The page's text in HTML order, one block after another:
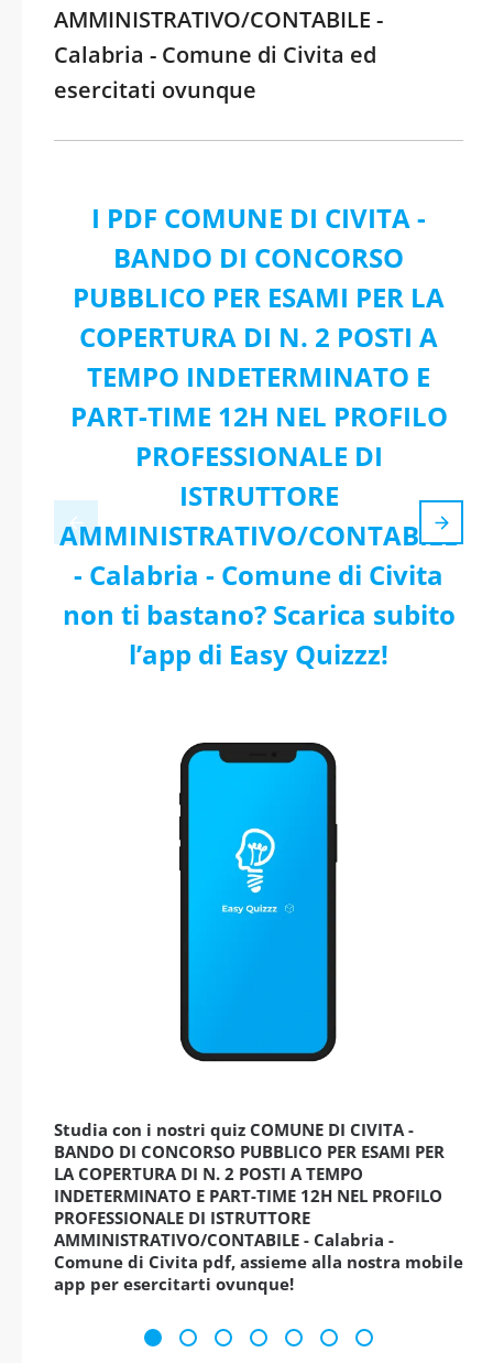
AMMINISTRATIVO/CONTABILE -
Calabria - Comune di Civita ed
esercitati ovunque
I PDF COMUNE DI CIVITA -
BANDO DI CONCORSO
PUBBLICO PER ESAMI PER LA
COPERTURA DI N. 2 POSTI A
TEMPO INDETERMINATO E
PART-TIME 12H NEL PROFILO
PROFESSIONALE DI
ISTRUTTORE
AMMINISTRATIVO/CONTABILE
- Calabria - Comune di Civita
non ti bastano? Scarica subito
l’app di Easy Quizzz!
Studia con i nostri quiz COMUNE DI CIVITA -
BANDO DI CONCORSO PUBBLICO PER ESAMI PER
LA COPERTURA DI N. 2 POSTI A TEMPO
INDETERMINATO E PART-TIME 12H NEL PROFILO
PROFESSIONALE DI ISTRUTTORE
AMMINISTRATIVO/CONTABILE - Calabria -
Comune di Civita pdf, assieme alla nostra mobile
app per esercitarti ovunque!